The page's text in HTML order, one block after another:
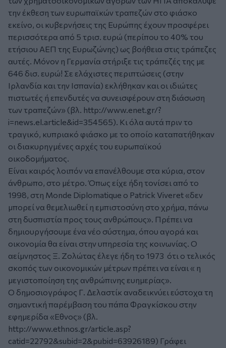
την έκθεση των ευρωπαϊκών τραπεζών στο φιάσκο
εκείνο, οι κυβερνήσεις της Ευρώπης έχουν προσφέρει
περισσότερα από 5 τρισ. ευρώ (περίπου το 40% του
ετήσιου ΑΕΠ της Ευρωζώνης) ως βοήθεια στις τράπεζες
αυτές. Μόνον η Γερμανία στήριξε τις τράπεζές της με
646 δισ. ευρώ! Σε ελάχιστες περιπτώσεις (στην
Ιρλανδία και την Ισπανία) εκλήθηκαν και οι ιδιώτες
πιστωτές ή επενδυτές να συνεισφέρουν στη διάσωση
των τραπεζών» (βλ. http://www.enet.gr/?
i=news.el.article&id=354565). Κι όλα αυτά πριν το
τραγικό, κυπριακό φιάσκο με το οποίο καταπατήθηκαν
οι διακυρηγμένες αρχές του ευρωπαϊκού
οικοδομήματος.
Είναι καιρός λοιπόν να επανέλθουμε στα κύρια, στον
άνθρωπο, στο μέτρο. Όπως είχε ήδη τονίσει από το
1998, στη Monde Diplomatique ο Patrick Viveret «δεν
μπορεί να θεμελιωθεί η εμπιστοσύνη στο χρήμα, πάνω
στη δυσπιστία προς τους ανθρώπους». Πρέπει να
δημιουργήσουμε ένα νέο σύστημα, όπου αγορά και
οικονομία θα είναι στην υπηρεσία της κοινωνίας. Ο
αείμνηστος Ξ. Ζολώτας έλεγε ήδη το 1973 ότι ο τελικός
σκοπός των οικονομικών μέτρων πρέπει να είναι « η
μεγιστοποίηση της ανθρώπινης ευημερίας».
Ο δημοσιογράφος Γ. Δελαστίκ αναδεικνύει εύστοχα τη
σημαντική παρέμβαση του πάπα Φραγκίσκου στην
εφημερίδα «Εθνος» (βλ.
http://www.ethnos.gr/article.asp?
catid=22792&subid=2&pubid=63926189) Γράφει